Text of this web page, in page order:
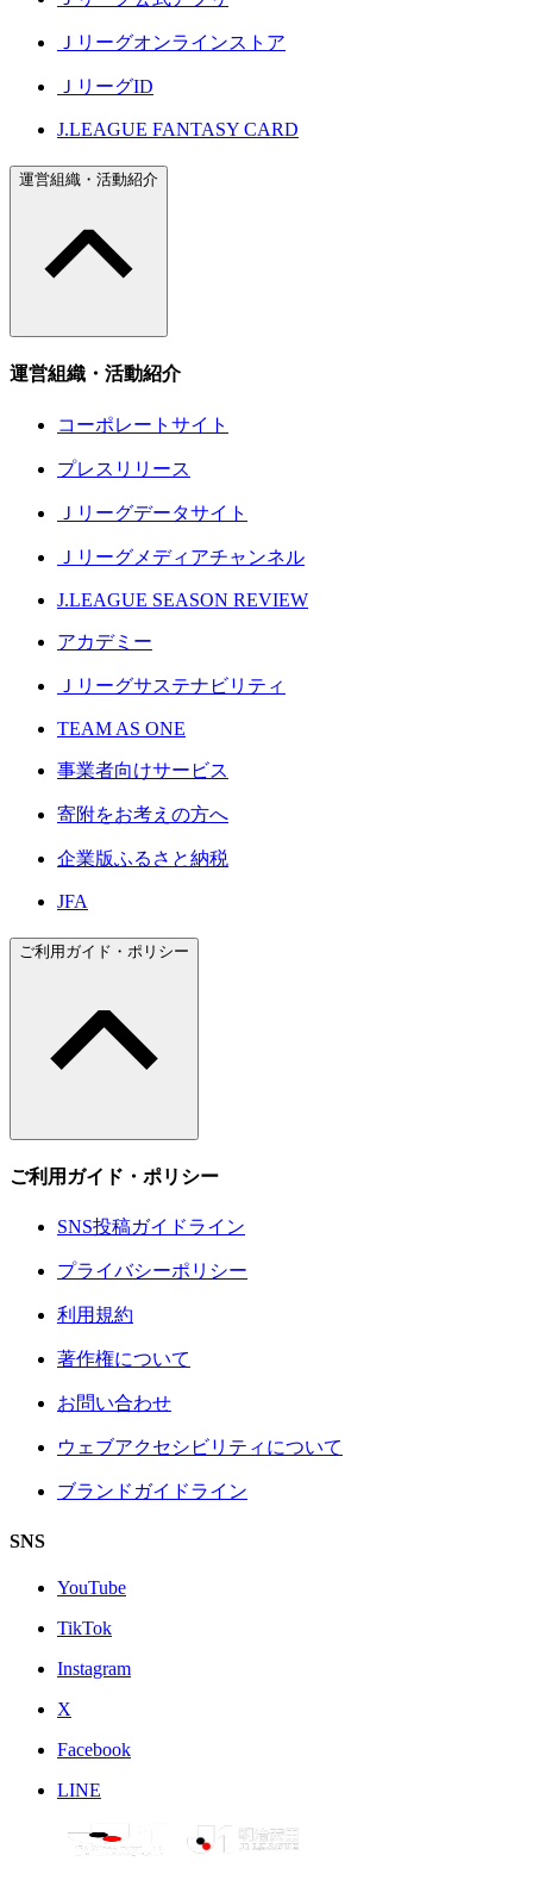
Ｊリーグオンラインストア
ＪリーグID
J.LEAGUE FANTASY CARD
運営組織・活動紹介
運営組織・活動紹介
コーポレートサイト
プレスリリース
Ｊリーグデータサイト
Ｊリーグメディアチャンネル
J.LEAGUE SEASON REVIEW
アカデミー
Ｊリーグサステナビリティ
TEAM AS ONE
事業者向けサービス
寄附をお考えの方へ
企業版ふるさと納税
JFA
ご利用ガイド・ポリシー
ご利用ガイド・ポリシー
SNS投稿ガイドライン
プライバシーポリシー
利用規約
著作権について
お問い合わせ
ウェブアクセシビリティについて
ブランドガイドライン
SNS
YouTube
TikTok
Instagram
X
Facebook
LINE